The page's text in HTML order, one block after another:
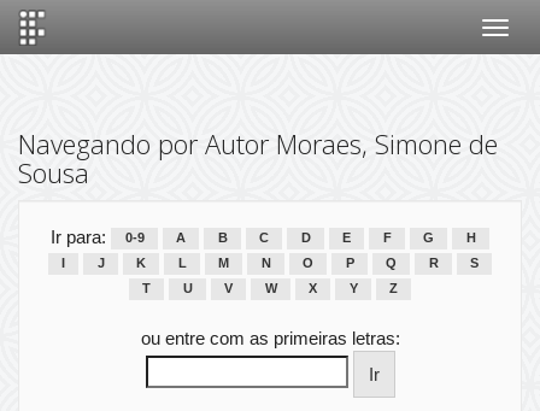
Navegando por Autor Moraes, Simone de
Sousa
Ir para: 0-9 A B C D E F G
H
J K L M N O P Q R
S
T
U V W X Y Z
ou entre com as primeiras letras: